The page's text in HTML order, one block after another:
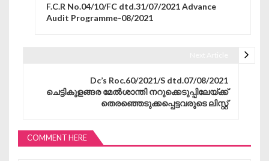
F.C.R No.04/10/FC dtd.31/07/2021 Advance
Audit Programme-08/2021
Dc’s Roc.60/2021/S dtd.07/08/2021
ചെട്ടികുളങ്ങര മേൽശാന്തി നറുക്കെടുപ്പിലേയ്ക്ക്
തെരഞ്ഞെടുക്കപ്പെട്ടവരുടെ ലിസ്റ്റ്
COMMENT HERE